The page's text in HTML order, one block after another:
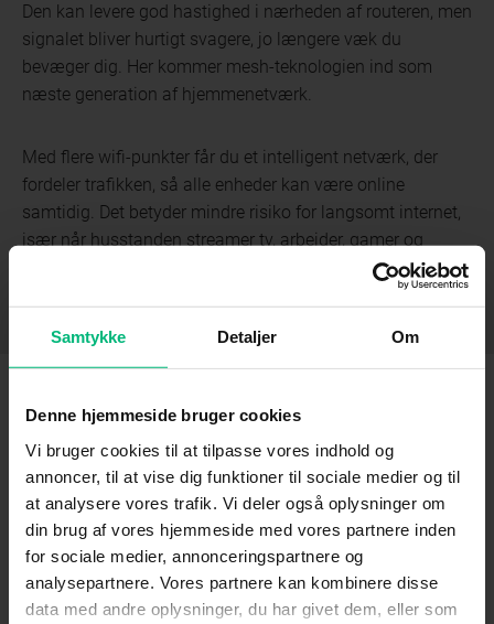
Samtykke Detaljer Om
Denne hjemmeside bruger cookies
Vi bruger cookies til at tilpasse vores indhold og
annoncer, til at vise dig funktioner til sociale medier og til
at analysere vores trafik. Vi deler også oplysninger om
din brug af vores hjemmeside med vores partnere inden
for sociale medier, annonceringspartnere og
analysepartnere. Vores partnere kan kombinere disse
data med andre oplysninger, du har givet dem, eller som
Den kan levere god hastighed i nærheden af routeren, men
signalet bliver hurtigt svagere, jo længere væk du
bevæger dig. Her kommer mesh-teknologien ind som
næste generation af hjemmenetværk.
Med flere wifi-punkter får du et intelligent netværk, der
fordeler trafikken, så alle enheder kan være online
samtidig. Det betyder mindre risiko for langsomt internet,
især når husstanden streamer tv, arbejder, gamer og